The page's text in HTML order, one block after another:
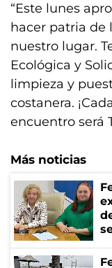
“Este lunes
hacer patria de
nuestro lugar.
Ecológica y
limpieza y
costanera.
encuentro será
Más noticias